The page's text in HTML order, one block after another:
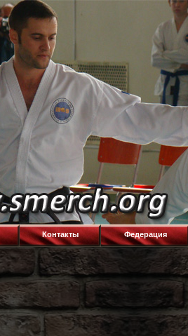
Контакты Федерация